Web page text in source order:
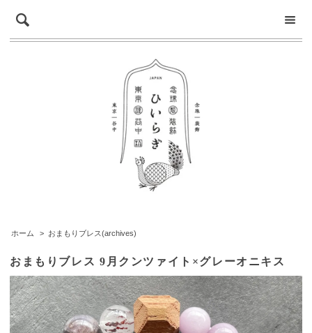
ホーム > おまもりブレス(archives)
おまもりブレス 9月クンツァイト×グレーオニキス